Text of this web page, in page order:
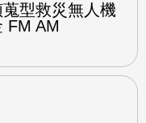
型救災無人機
FM AM